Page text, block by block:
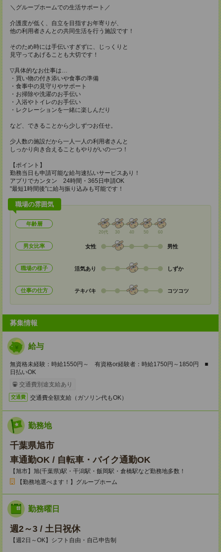
＼グループホームでの生活サポート／
介護度が低く、自立を目指すお年寄りが、
他の利用者さんとの共同生活を行う施設です！
そのため時には手伝いすぎずに、じっくりと
見守ってあげることも大切です！
▽具体的なお仕事は…
・買い物の付き添いや食事の準備
・食事中の見守りやサポート
・お掃除や洗濯のお手伝い
・入浴やトイレのお手伝い
・レクレーションを一緒に楽しんだり
など、できることから少しずつお任せ。
少人数の施設だから一人一人の利用者さんと
しっかり向き合えることもやりがいの一つ！
【ポイント】
勤務当日も申請可能な給与速払いサービスあり！
アプリでカンタン 24時間・365日申請OK
"最短1時間後"に給与振り込みも可能です！
職場の雰囲気
年齢層
20代 30 40 50 60
男女比率 女性 男性
職場の様子 活気あり しずか
仕事の仕方 テキパキ コツコツ
募集情報
給与
無資格未経験：時給1550円～ 有資格or経験者：時給1750円～1850円 ■
日払いOK
交通費別途支給あり
交通費 交通費全額支給（ガソリン代もOK）
勤務地
千葉県旭市
車通勤OK / 自転車・バイク通勤OK
【旭市】旭(千葉県)駅・干潟駅・飯岡駅・倉橋駅など勤務地多数！
【勤務地選べます！】グループホーム
勤務曜日
週2～3 / 土日祝休
【週2日～OK】シフト自由・自己申告制